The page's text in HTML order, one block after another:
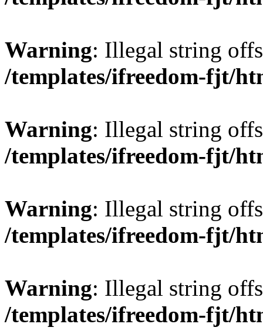
Warning: Illegal string
/templates/ifreedom-fjt/
Warning: Illegal string
/templates/ifreedom-fjt/
Warning: Illegal string
/templates/ifreedom-fjt/
Warning: Illegal string
/templates/ifreedom-fjt/